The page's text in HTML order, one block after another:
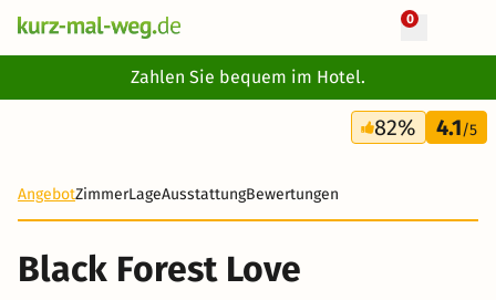
0
Zahlen Sie bequem im Hotel.
2 Tage
129 €
82% 4.1/5
AngebotZimmerLageAusstattungBewertungen
Black Forest Love